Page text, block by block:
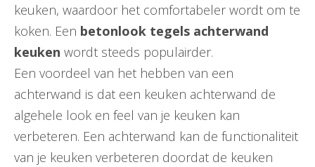
keuken, waardoor het comfortabeler wordt om te
koken. Een betonlook tegels achterwand
keuken wordt steeds populairder.
Een voordeel van het hebben van een
achterwand is dat een keuken achterwand de
algehele look en feel van je keuken kan
verbeteren. Een achterwand kan de functionaliteit
van je keuken verbeteren doordat de keuken